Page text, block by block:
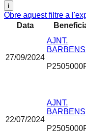
i
Obre aquest filtre a
Data
27/09/2024
AJNT.
BARBENS
22/07/2024
AJNT.
BARBENS